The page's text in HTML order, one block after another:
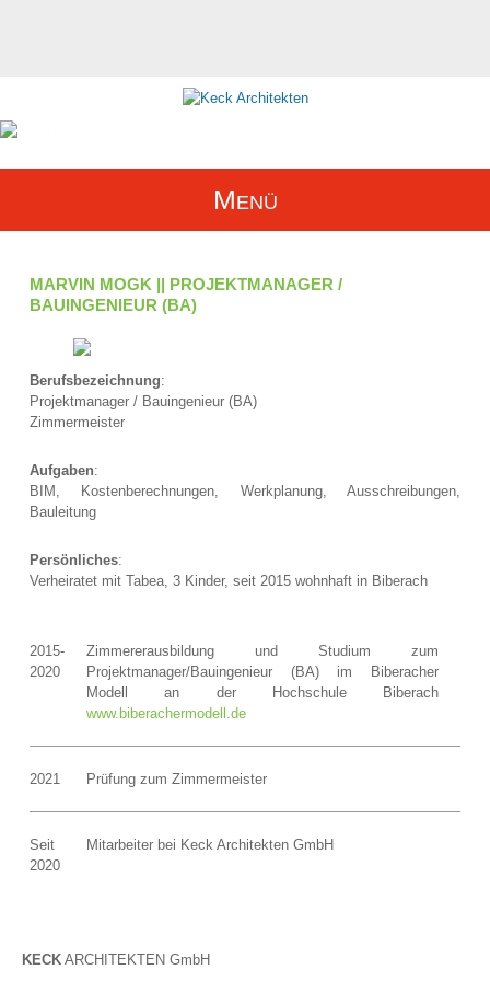
Menü
MARVIN MOGK || PROJEKTMANAGER /
BAUINGENIEUR (BA)
Berufsbezeichnung:
Projektmanager / Bauingenieur (BA)
Zimmermeister
Aufgaben:
BIM, Kostenberechnungen, Werkplanung, Ausschreibungen,
Bauleitung
Persönliches:
Verheiratet mit Tabea, 3 Kinder, seit 2015 wohnhaft in Biberach
2015-
2020
Zimmererausbildung und Studium zum
Projektmanager/Bauingenieur (BA) im Biberacher
Modell an der Hochschule Biberach
www.biberachermodell.de
2021 Prüfung zum Zimmermeister
Seit
2020
Mitarbeiter bei Keck Architekten GmbH
KECK ARCHITEKTEN GmbH